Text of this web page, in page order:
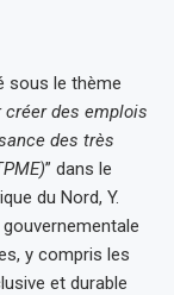
sous le thème
créer des emplois
des très
” dans le
du Nord, Y.
y compris les
et durable